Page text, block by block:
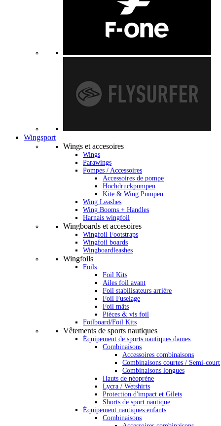
Wingsport
Wings et accesoires
Wings
Parawings
Pompes / Accessoires
Accessoires de pompe
Hochdruckpumpen
Kite & Wing Pumpen
Wing Leashes
Wing Booms + Handles
Harnais wingfoil
Wingboards et accesoires
Wingfoil Footstraps
Wingfoil boards
Wingboardleashes
Wingfoils
Foils
Foil Kits
Ailes foil avant
Foil stabilisateurs arrière
Foil Fuselage
Foil mâts
Pièces & vis foil
Foilboard/Foil Kits
Vêtements de sports nautiques
Équipement de sports nautiques dames
Combinaisons
Accessoires combinaisons
Combinaisons courtes / Semi-court
Combinaisons longues
Hauts de néoprène
Lycra / Wetshirts
Protection d'impact et Gilets
Shorts de sport nautique
Équipement nautiques enfants
Combinaisons